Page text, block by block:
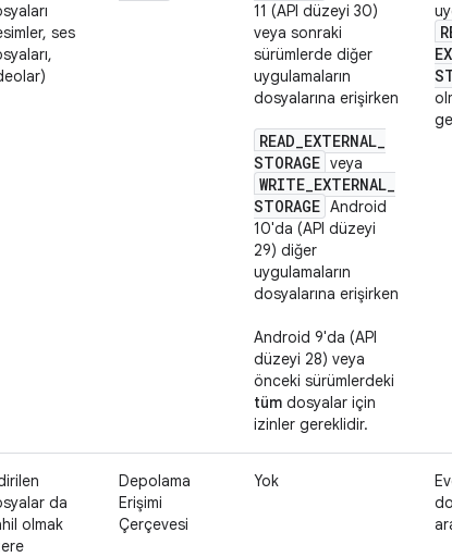
ses
11 (API düzeyi 30)
veya sonraki
sürümlerde diğer
uygulamaların
dosyalarına erişirken
READ_EXTERNAL_
STORAGE veya
WRITE_EXTERNAL_
STORAGE Android
10'da (API düzeyi
29) diğer
uygulamaların
dosyalarına erişirken
Android 9'da (API
düzeyi 28) veya
önceki sürümlerdeki
tüm dosyalar için
izinler gereklidir.
da
olmak
Depolama
Erişimi
Çerçevesi
Yok